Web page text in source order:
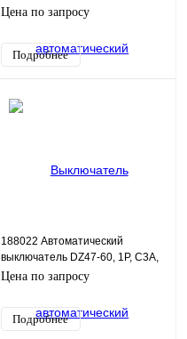
4,5 кА, 1М
Цена по запросу
Подробнее
188022 Автоматический
выключатель DZ47-60, 1P, C3А,
4,5 кА, 1М
Цена по запросу
Подробнее